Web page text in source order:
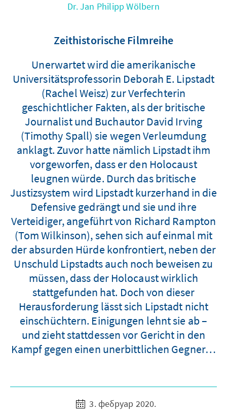
Dr. Jan Philipp Wölbern
Zeithistorische Filmreihe
Unerwartet wird die amerikanische
Universitätsprofessorin Deborah E. Lipstadt
(Rachel Weisz) zur Verfechterin
geschichtlicher Fakten, als der britische
Journalist und Buchautor David Irving
(Timothy Spall) sie wegen Verleumdung
anklagt. Zuvor hatte nämlich Lipstadt ihm
vorgeworfen, dass er den Holocaust
leugnen würde. Durch das britische
Justizsystem wird Lipstadt kurzerhand in die
Defensive gedrängt und sie und ihre
Verteidiger, angeführt von Richard Rampton
(Tom Wilkinson), sehen sich auf einmal mit
der absurden Hürde konfrontiert, neben der
Unschuld Lipstadts auch noch beweisen zu
müssen, dass der Holocaust wirklich
stattgefunden hat. Doch von dieser
Herausforderung lässt sich Lipstadt nicht
einschüchtern. Einigungen lehnt sie ab –
und zieht stattdessen vor Gericht in den
Kampf gegen einen unerbittlichen Gegner…
3. фебруар 2020.